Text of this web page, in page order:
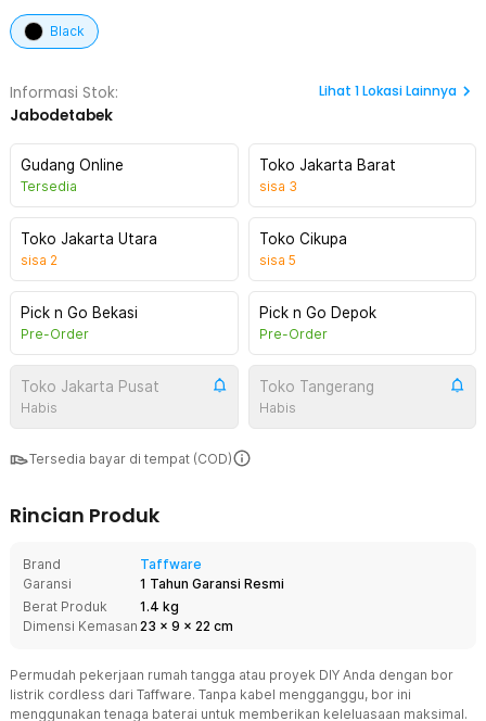
Black
Informasi Stok:
Jabodetabek
Lihat 1Lokasi Lainnya
Gudang Online
Tersedia
Toko Jakarta Barat
sisa 3
Toko Jakarta Utara
sisa 2
Toko Cikupa
sisa 5
Pick n Go Bekasi
Pre-Order
Pick n Go Depok
Pre-Order
Toko Jakarta Pusat
Habis
Toko Tangerang
Habis
Tersedia bayar di tempat (COD)
Rincian Produk
Brand
Taffware
Garansi
1 Tahun Garansi Resmi
Berat Produk
1.4 kg
Dimensi Kemasan 23 x 9 x 22 cm
Permudah pekerjaan rumah tangga atau proyek DIY Anda dengan bor
listrik cordless dari Taffware. Tanpa kabel mengganggu, bor ini
menggunakan tenaga baterai untuk memberikan keleluasaan maksimal.